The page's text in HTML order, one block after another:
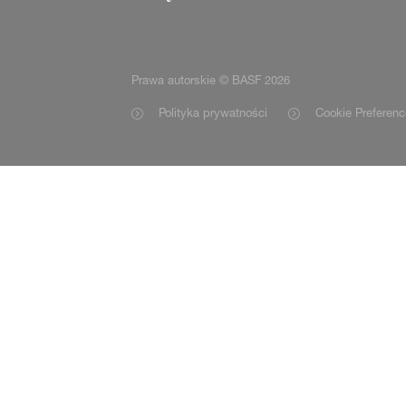
Prawa autorskie © BASF 2026
Polityka prywatności Cookie